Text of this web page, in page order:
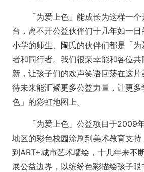
「为爱上色」能成长为这样一个
台，离不开公益伙伴们十几年如一
小学的师生、陶氏的伙伴们都是「
者和同行者。我们很荣幸能和各位
新，让孩子们的欢声笑语回荡在这
待未来能汇聚更多公益力量，让更
色」的彩虹地图上。
「为爱上色」公益项目于2009年
地区的彩色校园涂刷到美术教育支
到ART+城市艺术墙绘，十几年来不
展公益边界，以缤纷色彩描绘孩子